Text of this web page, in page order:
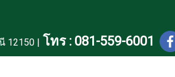
| โทร : 081-559-6001